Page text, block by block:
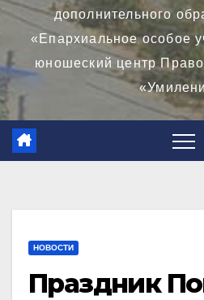
дополнительного
«Епархиальное особое
юношеский центр
НОВОСТИ
Праздник